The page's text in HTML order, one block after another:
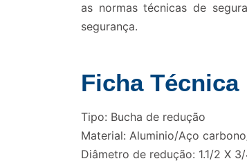
as normas técnicas de
segurança.
Ficha Técnica
Tipo: Bucha de redução
Material: Aluminio/Aço
Diâmetro de redução: 1.1/2 X